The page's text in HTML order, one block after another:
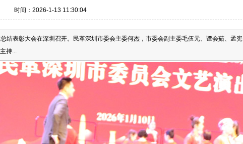
时间：2026-1-13 11:30:04
结表彰大会在深圳召开。民革深圳市委会主委何杰，市委会副主委毛伍元、谭会茹、孟宪
持...